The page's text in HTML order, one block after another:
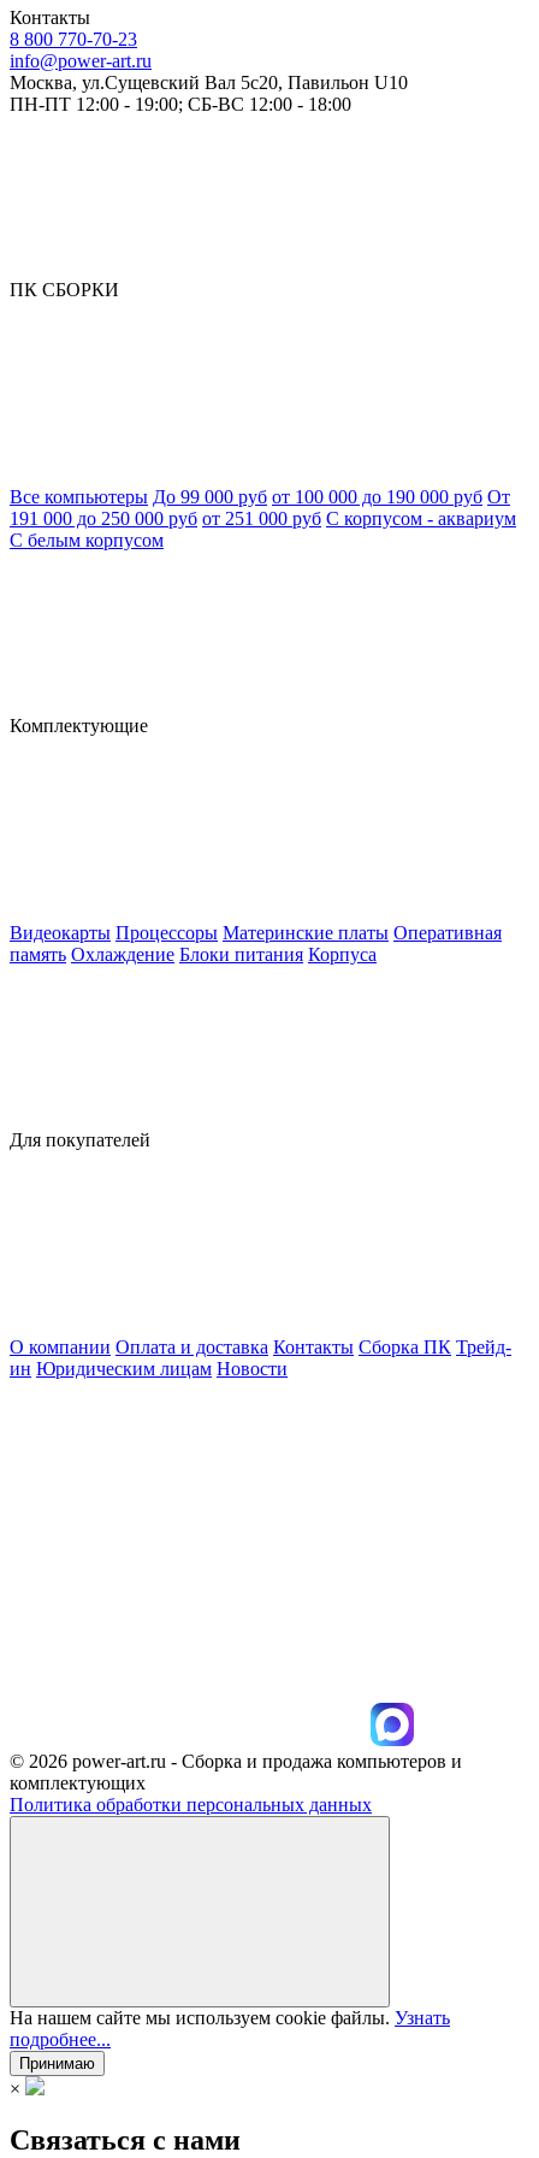
Контакты
8 800 770-70-23
info@power-art.ru
Москва, ул.Сущевский Вал 5с20, Павильон U10
ПН-ПТ 12:00 - 19:00; СБ-ВС 12:00 - 18:00
ПК СБОРКИ
Все компьютеры До 99 000 руб от 100 000 до 190 000 руб От
191 000 до 250 000 руб от 251 000 руб С корпусом - аквариум
С белым корпусом
Комплектующие
Видеокарты Процессоры Материнские платы Оперативная
память Охлаждение Блоки питания Корпуса
Для покупателей
О компании Оплата и доставка Контакты Сборка ПК Трейд-
ин Юридическим лицам Новости
© 2026 power-art.ru - Сборка и продажа компьютеров и
комплектующих
Политика обработки персональных данных
На нашем сайте мы используем cookie файлы. Узнать
подробнее...
Принимаю
×
Связаться с нами